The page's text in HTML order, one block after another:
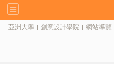
亞洲大學 | 創意設計學院 | 網站導覽